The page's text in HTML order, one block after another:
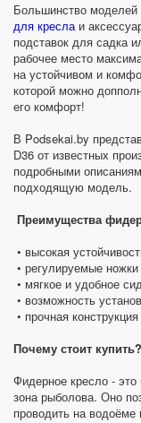
Большинство моделей
для креслаи
подставок для садка
рабочее место
на устойчивом и
которой можно
его комфорт!
В Podsekai.by
D36 от известных
подробными
подходящую модель.
Преимущества
• высокая
• регулируемые
• мягкое и удобное
• возможность
• прочная
Почему стоит купить?
Фидерное кресло -
зона рыболова. Оно
проводить на водоёме